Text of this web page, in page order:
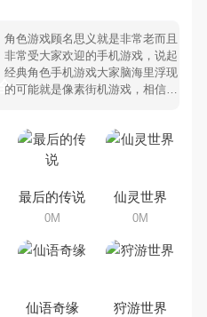
>
角色游戏顾名思义就是非常老而且
非常受大家欢迎的手机游戏，说起
经典角色手机游戏大家脑海里浮现
的可能就是像素街机游戏，相信很
色手机游戏有哪些呢？游戏今天，
乐途下载站小编芒果味的怪咖给大
集，欢迎大家前来选择下载体验
最后的传说
0M
仙灵世界
0M
仙语奇缘 狩游世界